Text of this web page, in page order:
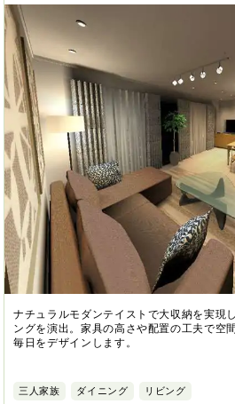
ナチュラルモダンテイストで大収納を実現
ングを演出。家具の高さや配置の工夫で空
毎日をデザインします。
三人家族 ダイニング リビング